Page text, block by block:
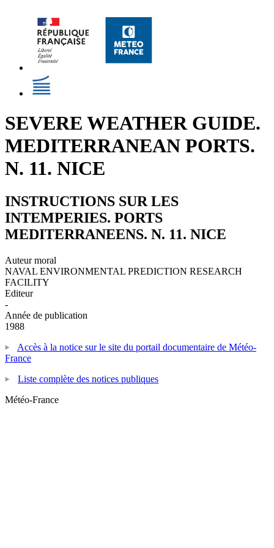
SEVERE WEATHER GUIDE.
MEDITERRANEAN PORTS.
N. 11. NICE
INSTRUCTIONS SUR LES
INTEMPERIES. PORTS
MEDITERRANEENS. N. 11. NICE
Auteur moral
NAVAL ENVIRONMENTAL PREDICTION RESEARCH
FACILITY
Editeur
-
Année de publication
1988
Accès à la notice sur le site du portail documentaire de Météo-
France
Liste complète des notices publiques
Météo-France